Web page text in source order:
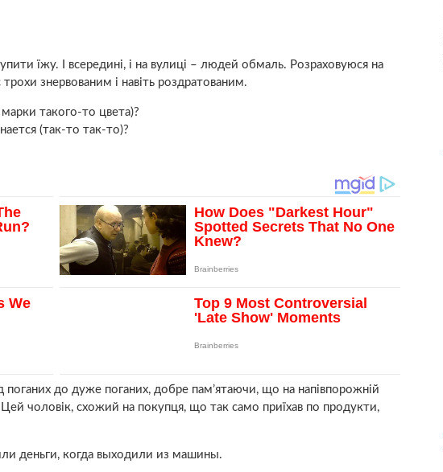
їжу. І всередині, і на вулиці – людей обмаль. Розраховуюся на
знервованим і навіть роздратованим.
такого-то цвета)?
(так-то так-то)?
поганих до дуже поганих, добре пам’ятаючи, що на напівпорожній
Цей чоловік, схожий на покупця, що так само приїхав по продукти,
деньги, когда выходили из машины.